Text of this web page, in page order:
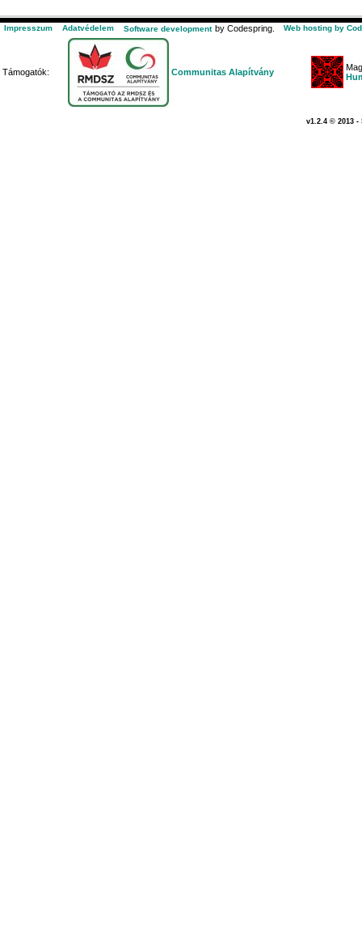
Impresszum Adatvédelem Software development by Codespring. Web hosting by
Támogatók: Communitas Alapítvány
v1.2.4 © 2013